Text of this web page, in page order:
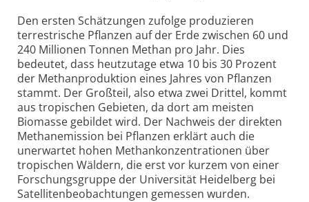
Den ersten Schätzungen zufolge produzieren
terrestrische Pflanzen auf der Erde zwischen 60 und
240 Millionen Tonnen Methan pro Jahr. Dies
bedeutet, dass heutzutage etwa 10 bis 30 Prozent
der Methanproduktion eines Jahres von Pflanzen
stammt. Der Großteil, also etwa zwei Drittel, kommt
aus tropischen Gebieten, da dort am meisten
Biomasse gebildet wird. Der Nachweis der direkten
Methanemission bei Pflanzen erklärt auch die
unerwartet hohen Methankonzentrationen über
tropischen Wäldern, die erst vor kurzem von einer
Forschungsgruppe der Universität Heidelberg bei
Satellitenbeobachtungen gemessen wurden.